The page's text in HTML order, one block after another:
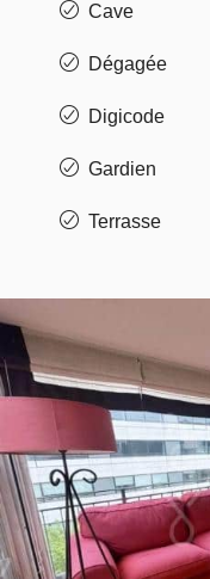
Cave
Dégagée
Digicode
Gardien
Terrasse